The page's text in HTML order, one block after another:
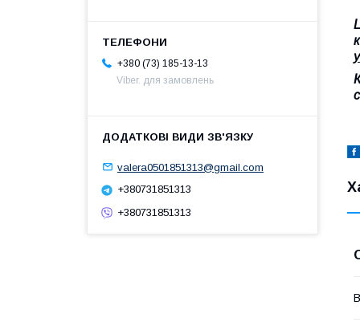
+380 (73) 185-13-13
Viber. для замовлень
valera0501851313@gmail.com
+380731851313
+380731851313